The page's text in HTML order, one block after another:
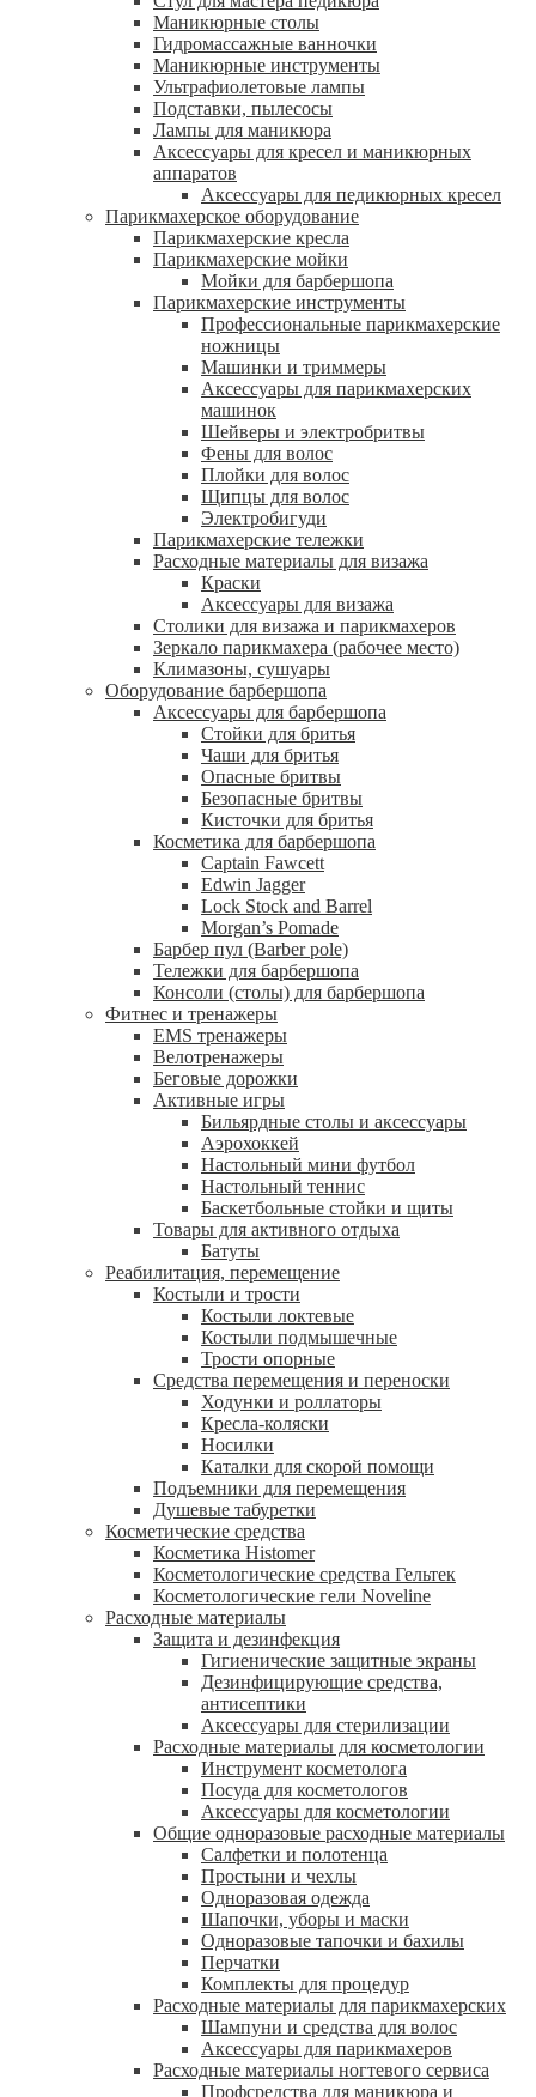
Маникюрные столы
Гидромассажные ванночки
Маникюрные инструменты
Ультрафиолетовые лампы
Подставки, пылесосы
Лампы для маникюра
Аксессуары для кресел и маникюрных
аппаратов
Аксессуары для педикюрных кресел
Парикмахерское оборудование
Парикмахерские кресла
Парикмахерские мойки
Мойки для барбершопа
Парикмахерские инструменты
Профессиональные парикмахерские
ножницы
Машинки и триммеры
Аксессуары для парикмахерских
машинок
Шейверы и электробритвы
Фены для волос
Плойки для волос
Щипцы для волос
Электробигуди
Парикмахерские тележки
Расходные материалы для визажа
Краски
Аксессуары для визажа
Столики для визажа и парикмахеров
Зеркало парикмахера (рабочее место)
Климазоны, сушуары
Оборудование барбершопа
Аксессуары для барбершопа
Стойки для бритья
Чаши для бритья
Опасные бритвы
Безопасные бритвы
Кисточки для бритья
Косметика для барбершопа
Captain Fawcett
Edwin Jagger
Lock Stock and Barrel
Morgan’s Pomade
Барбер пул (Barber pole)
Тележки для барбершопа
Консоли (столы) для барбершопа
Фитнес и тренажеры
EMS тренажеры
Велотренажеры
Беговые дорожки
Активные игры
Бильярдные столы и аксессуары
Аэрохоккей
Настольный мини футбол
Настольный теннис
Баскетбольные стойки и щиты
Товары для активного отдыха
Батуты
Реабилитация, перемещение
Костыли и трости
Костыли локтевые
Костыли подмышечные
Трости опорные
Средства перемещения и переноски
Ходунки и роллаторы
Кресла-коляски
Носилки
Каталки для скорой помощи
Подъемники для перемещения
Душевые табуретки
Косметические средства
Косметика Histomer
Косметологические средства Гельтек
Косметологические гели Noveline
Расходные материалы
Защита и дезинфекция
Гигиенические защитные экраны
Дезинфицирующие средства,
антисептики
Аксессуары для стерилизации
Расходные материалы для косметологии
Инструмент косметолога
Посуда для косметологов
Аксессуары для косметологии
Общие одноразовые расходные материалы
Салфетки и полотенца
Простыни и чехлы
Одноразовая одежда
Шапочки, уборы и маски
Одноразовые тапочки и бахилы
Перчатки
Комплекты для процедур
Расходные материалы для парикмахерских
Шампуни и средства для волос
Аксессуары для парикмахеров
Расходные материалы ногтевого сервиса
Профсредства для маникюра и